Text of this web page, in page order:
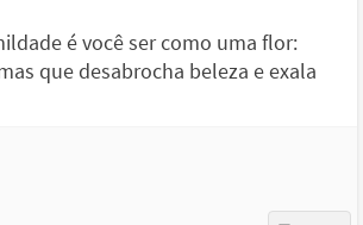
é você ser como uma flor:
que desabrocha beleza e exala